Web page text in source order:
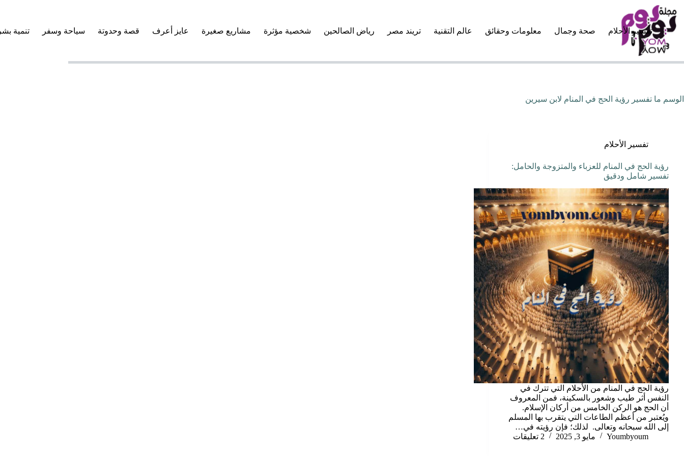
إلى
المحتوى
تفسير الأحلام صحة وجمال معلومات وحقائق عالم التقنية تريند مصر رياض الصالحين شخصية مؤثرة مشاريع صغيرة عايز أعرف قصة وحدوتة سياحة وسفر تنمية
الوسم ما تفسير رؤية الحج في المنام لابن سيرين
تفسير الأحلام
رؤية الحج في المنام للعزباء والمتزوجة والحامل:
تفسير شامل ودقيق
رؤية الحج في المنام من الأحلام التي تترك في
النفس أثر طيب وشعور بالسكينة، فمن المعروف
أن الحج هو الركن الخامس من أركان الإسلام.
ويُعتبر من أعظم الطاعات التي يتقرب بها المسلم
إلى الله سبحانه وتعالى. لذلك؛ فإن رؤيته في…
Youmbyoum
مايو 3, 2025 2 تعليقات